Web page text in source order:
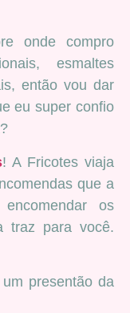
onde compro
esmaltes
então vou dar
eu super confio
! A Fricotes viaja
que a
os
traz para você.
presentão da